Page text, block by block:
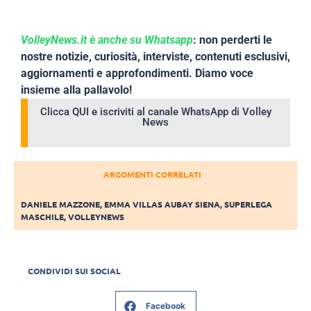
VolleyNews.it è anche su Whatsapp: non perderti le
nostre notizie, curiosità, interviste, contenuti esclusivi,
aggiornamenti e approfondimenti. Diamo voce
insieme alla pallavolo!
Clicca QUI e iscriviti al canale WhatsApp di Volley
News
ARGOMENTI CORRELATI
DANIELE MAZZONE, EMMA VILLAS AUBAY SIENA,SUPERLEGA
MASCHILE,VOLLEYNEWS
CONDIVIDI SUI SOCIAL
Facebook